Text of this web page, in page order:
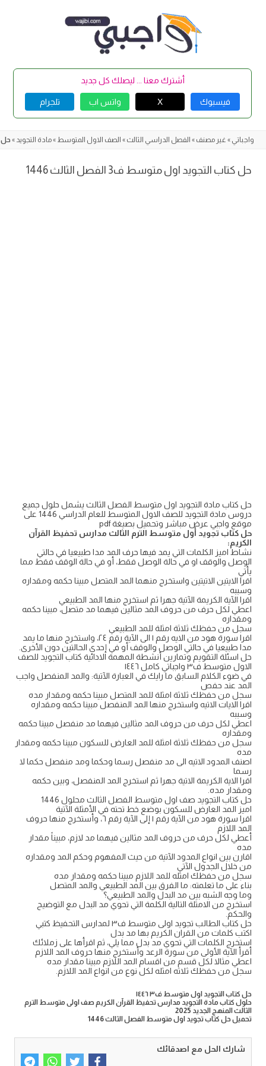
أشترك معنا ... ليصلك كل جديد
فيسبوك X واتس اب تلجرام
واجباتي » غير مصنف » الفصل الدراسي الثالث » الصف الاول المتوسط »مادة التجويد » حل
حل كتاب التجويد اول متوسط ف3 الفصل الثالث 1446
حل كتاب مادة التجويد اول متوسط الفصل الثالث يشمل حلول جميع
دروس مادة التجويد للصف الاول المتوسط للعام الدراسي 1446 على
موقع واجبي عرض مباشر وتحميل بصيغة pdf
حل كتاب تجويد أول متوسط الترم الثالث مدارس تحفيظ القرآن
الكريم:
نشاط اميز الكلمات التي يمد فيها حرف المد مدا طبيعيا في حالتي
الوصل والوقف او في حالة الوصل فقط، أو في حالة الوقف فقط مما
يأتي
اقرا الايتين الاتيتين واستخرج منهما المد المتصل مبينا حكمه ومقداره
وسببه
اقرا الآية الكريمة الآتية جهرا ثم استخرج منها المد الطبيعي
اعطي لكل حرف من حروف المد مثالين فيهما مد متصل، مبينا حكمه
ومقداره
سجل من حفظك ثلاثة امثلة للمد الطبيعي
اقرا سورة هود من الايه رقم ١ الى الآية رقم ٢٤، واستخرج منها ما يمد
مدا طبيعيا في حالتي الوصل والوقف أو في إحدى الحالتين دون الأخرى.
حل اسئلة التقويم وتمارين أنشطة المهمة الادائية كتاب التجويد للصف
الاول متوسط ف٣ واجباتي كامل ١٤٤٦
في ضوء الكلام السابق ما رايك في العبارة الآتية: والمد المنفصل واجب
المد عند حفص
سجل من حفظك ثلاثة امثلة للمد المتصل مبينا حكمه ومقدار مده
اقرا الايات الاتيه واستخرج منها المد المنفصل مبينا حكمه ومقداره
وسببه
اعطي لكل حرف من حروف المد مثالين فيهما مد منفصل مبينا حكمه
ومقداره
سجل من حفظك ثلاثة امثلة للمد العارض للسكون مبينا حكمه ومقدار
مده
اصنف المدود الاتيه الى مد منفصل رسما وحكما ومد منفصل حكما لا
رسما
اقرا الاية الكريمة الاتية جهرا ثم استخرج المد المنفصل، وبين حكمه
ومقدار مده.
حل كتاب التجويد صف اول متوسط الفصل الثالث محلول 1446
اميز المد العارض للسكون بوضع خط تحته في الأمثلة الآتية
اقرا سورة هود من الآية رقم ١ إلى الآية رقم ٦، وأستخرج منها حروف
المد اللازم
أعطي لكل حرف من حروف المد مثالين فيهما مد لازم، مبيناً مقدار
مده
اقارن بين انواع المدود الآتية من حيث المفهوم وحكم المد ومقداره
من خلال الجدول الآتي
سجل من حفظك امثله للمد اللازم مبينا حكمه ومقدار مده
بناء على ما تعلمته: ما الفرق بين المد الطبيعي والمد المتصل
وما وجه الشبه بين مد البدل والمد الطبيعي؟
استخرج من الامثلة التالية الكلمة التي تحوي مد البدل مع التوضيح
والحكم.
حل كتاب الطالب تجويد اولى متوسط ف٣ لمدارس التحفيظ كتبي
اكتب كلمات من القران الكريم بها مد بدل
استخرج الكلمات التي تحوي مد بدل مما يلي، ثم اقرأها على زملائك
أقرأ الآية الأولى من سورة الرعد وأستخرج منها حروف المد اللازم
اعطي مثالا لكل قسم من اقسام المد اللازم مبينا مقدار مده
سجل من حفظك ثلاثه امثله لكل نوع من انواع المد اللازم.
حل كتاب التجويد اول متوسط ف٣ ١٤٤٦
حلول كتاب مادة التجويد مدارس تحفيظ القرآن الكريم صف اولى متوسط الترم
الثالث المنهج الجديد 2025
تحميل حل كتاب تجويد اول متوسط الفصل الثالث 1446
شارك الحل مع اصدقائك